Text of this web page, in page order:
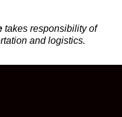
takes responsibility of
and logistics.